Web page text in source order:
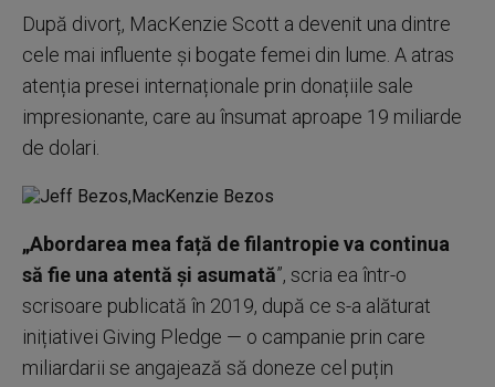
După divorț, MacKenzie Scott a devenit una dintre
cele mai influente și bogate femei din lume. A atras
atenția presei internaționale prin donațiile sale
impresionante, care au însumat aproape 19 miliarde
de dolari.
„Abordarea mea față de filantropie va continua
să fie una atentă și asumată”, scria ea într-o
scrisoare publicată în 2019, după ce s-a alăturat
inițiativei Giving Pledge — o campanie prin care
miliardarii se angajează să doneze cel puțin